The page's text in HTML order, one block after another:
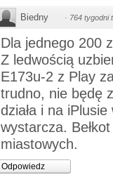
Biedny · 764 tygodni
Dla jednego 200
Z ledwością
E173u-2 z Play
trudno, nie będę
działa i na
wystarcza.
miastowych.
Odpowiedz